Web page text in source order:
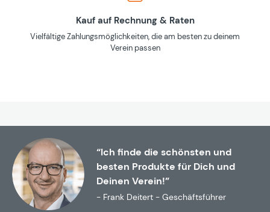
Kauf auf Rechnung & Raten
Vielfältige Zahlungsmöglichkeiten, die am besten zu deinem
Verein passen
“Ich finde die schönsten und
besten Produkte für Dich und
Deinen Verein!”
- Frank Deitert - Geschäftsführer